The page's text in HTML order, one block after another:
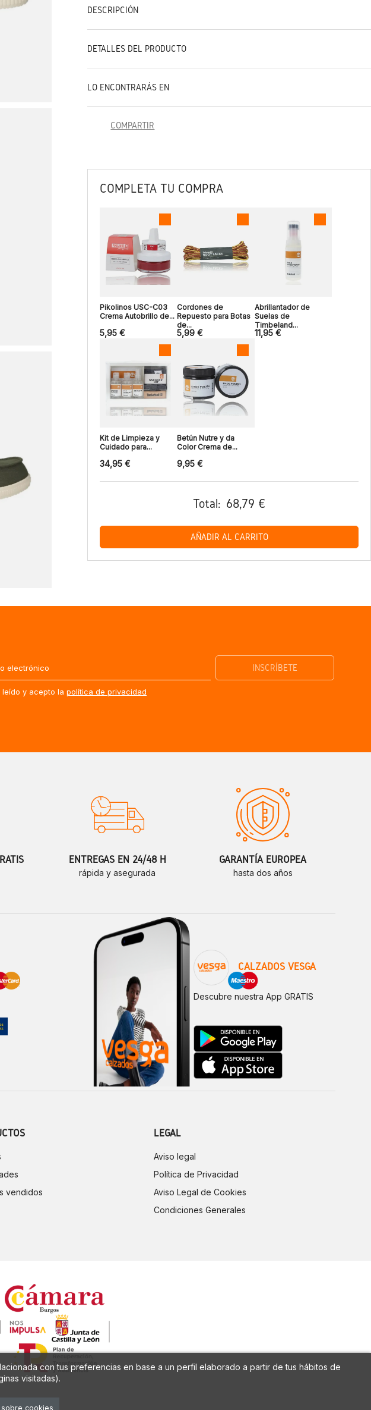
con tus preferencias en base a un perfil elaborado a partir de tus hábitos de
visitadas).
cookies
DESCRIPCIÓN
DETALLES DEL PRODUCTO
LO ENCONTRARÁS EN
COMPARTIR
COMPLETA TU COMPRA
Pikolinos USC-C03
Crema Autobrillo de...
5,95 €
Cordones de
Repuesto para Botas
de...
5,99 €
Abrillantador de
Suelas de
Timbeland...
11,95 €
Kit de Limpieza y
Cuidado para...
34,95 €
Betún Nutre y da
Color Crema de...
9,95 €
Total: 68,79 €
AÑADIR AL CARRITO
leído y acepto la política de privacidad
ENTREGAS EN 24/48 H
rápida y asegurada
GARANTÍA EUROPEA
hasta dos años
CALZADOS VESGA
Descubre nuestra App GRATIS
vendidos
LEGAL
Aviso legal
Política de Privacidad
Aviso Legal de Cookies
Condiciones Generales